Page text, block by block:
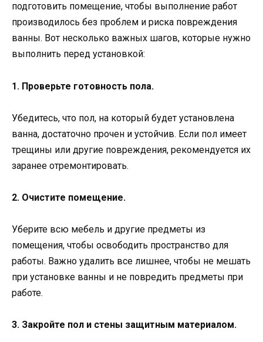
подготовить помещение, чтобы выполнение работ
производилось без проблем и риска повреждения
ванны. Вот несколько важных шагов, которые нужно
выполнить перед установкой:
1. Проверьте готовность пола.
Убедитесь, что пол, на который будет установлена
ванна, достаточно прочен и устойчив. Если пол имеет
трещины или другие повреждения, рекомендуется их
заранее отремонтировать.
2. Очистите помещение.
Уберите всю мебель и другие предметы из
помещения, чтобы освободить пространство для
работы. Важно удалить все лишнее, чтобы не мешать
при установке ванны и не повредить предметы при
работе.
3. Закройте пол и стены защитным материалом.